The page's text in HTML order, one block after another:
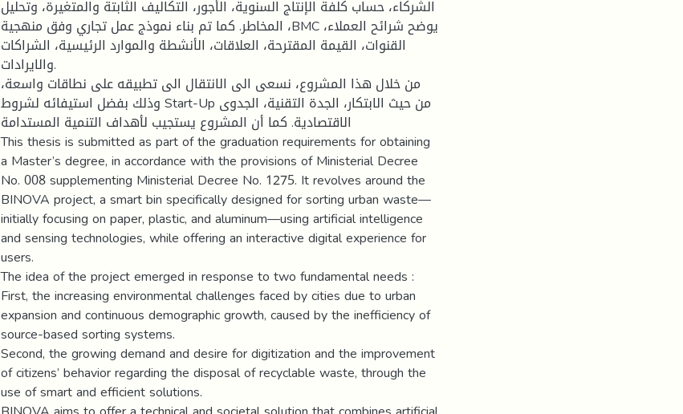
الشركاء، حساب كلفة الإنتاج السنوية، الأجور، التكاليف الثابتة والمتغيرة، وتحليل
المخاطر. كما تم بناء نموذج عمل تجاري وفق منهجية ،BMC يوضح شرائح العملاء،
القنوات، القيمة المقترحة، العلاقات، الأنشطة والموارد الرئيسية، الشراكات
والايرادات.
من خلال هذا المشروع، نسعى الى الانتقال الى تطبيقه على نطاقات واسعة،
وذلك بفضل استيفائه لشروط Start-Up من حيث الابتكار، الجدة التقنية، الجدوى
الاقتصادية. كما أن المشروع يستجيب لأهداف التنمية المستدامة
This thesis is submitted as part of the graduation requirements for obtaining
a Master’s degree, in accordance with the provisions of Ministerial Decree
No. 008 supplementing Ministerial Decree No. 1275. It revolves around the
BINOVA project, a smart bin specifically designed for sorting urban waste—
initially focusing on paper, plastic, and aluminum—using artificial intelligence
and sensing technologies, while offering an interactive digital experience for
users.
The idea of the project emerged in response to two fundamental needs :
First, the increasing environmental challenges faced by cities due to urban
expansion and continuous demographic growth, caused by the inefficiency of
source-based sorting systems.
Second, the growing demand and desire for digitization and the improvement
of citizens’ behavior regarding the disposal of recyclable waste, through the
use of smart and efficient solutions.